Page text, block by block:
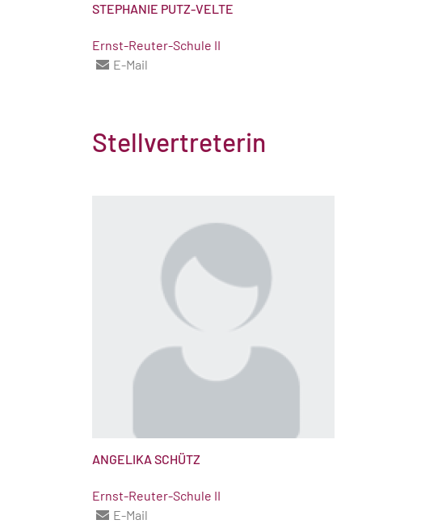
STEPHANIE PUTZ-VELTE
Ernst-Reuter-Schule II
E-Mail
Stellvertreterin
ANGELIKA SCHÜTZ
Ernst-Reuter-Schule II
E-Mail